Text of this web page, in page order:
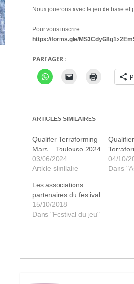
Nous jouerons avec le jeu de base et
Pour vous inscrire :
https://forms.gle/
PARTAGER :
ARTICLES SIMILAIRES
Qualifer Terraforming
Mars – Toulouse 2024
03/06/2024
Article similaire
04/10/
Dans
Les associations
partenaires du festival
15/10/2018
Dans "Festival du jeu"